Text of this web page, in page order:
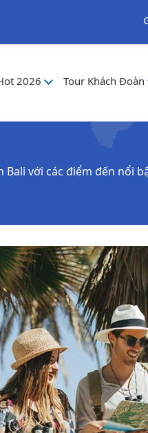
2026 Tour Khách Đoàn
Bali với các điểm đến nổi